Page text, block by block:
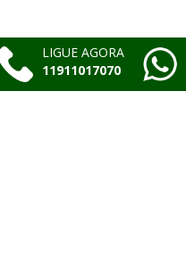
LIGUE AGORA
11911017070